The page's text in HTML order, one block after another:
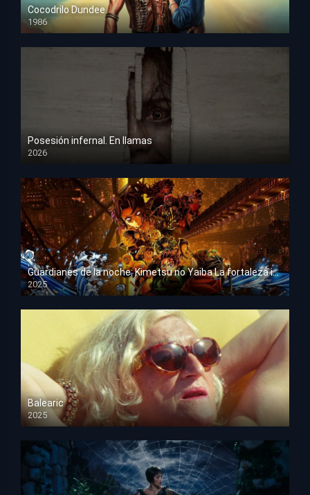
Cocodrilo Dundee
1986
HD 1080p
Posesión infernal. En llamas
2026
HD 1080p
Guardianes de la noche: Kimetsu no Yaiba La fortaleza infinita
2025
HD 1080p
Balearic
2025
HD 1080p